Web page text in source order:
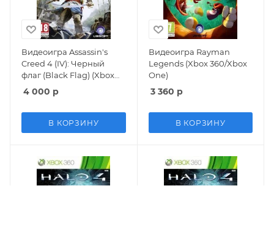
Видеоигра Assassin's
Creed 4 (IV): Черный
флаг (Black Flag) (Xbox
360/Xbox One)
4 000 р
В КОРЗИНУ
Видеоигра Rayman
Legends (Xbox 360/Xbox
One)
3 360 р
В КОРЗИНУ